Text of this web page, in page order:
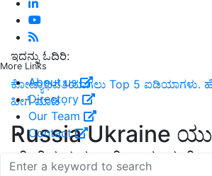
More Links
About us
Directory
Our Team
Contact
ಇದನ್ನು ಓದಿರಿ:
ಕೋಟ್ಯಾಧಿಪತಿಯಾಗಲು Top 5 ಐಡಿಯಾಗಳು.
ಹೀಗೆ ಮಾಡಿ .
Russia Ukraine
ಬೆಲೆಗಳನ್ನು ಹೆಚ್ಚಿಸುತ್ತದೆ